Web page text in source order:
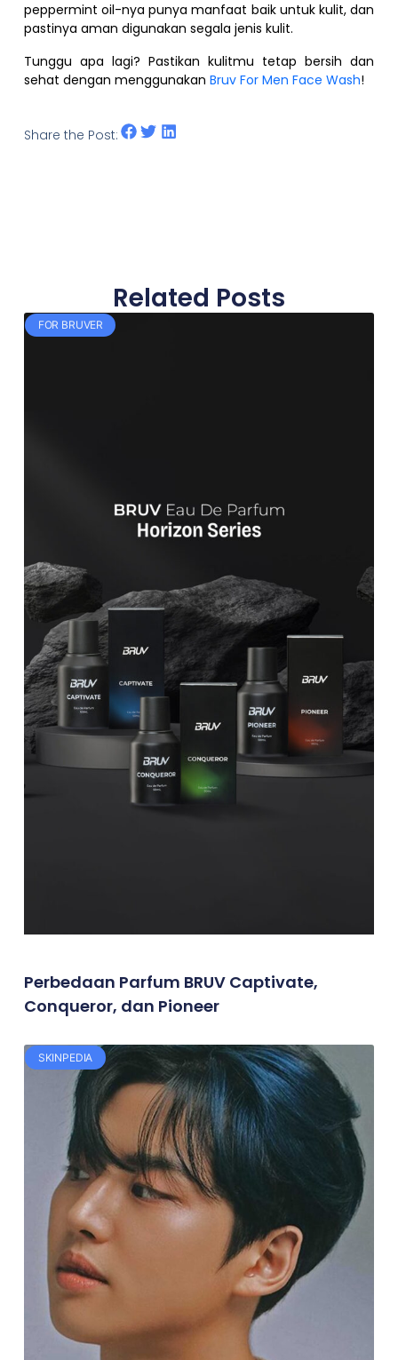
peppermint oil-nya punya manfaat baik untuk kulit, dan
pastinya aman digunakan segala jenis kulit.
Tunggu apa lagi? Pastikan kulitmu tetap bersih dan
sehat dengan menggunakanBruv For Men Face Wash!
Share the Post:
Related Posts
FOR BRUVER
Perbedaan Parfum BRUV Captivate,
Conqueror, dan Pioneer
SKINPEDIA